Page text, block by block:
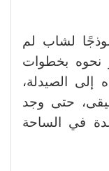
لشاب لم
نحوه بخطوات
إلى الصيدلة،
حتى وجد
في الساحة